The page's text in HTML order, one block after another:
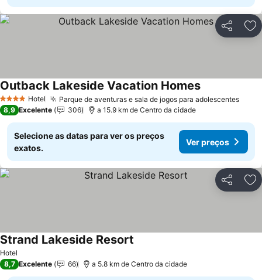
Partilhar
4 EstrelasHotel Parque de aventuras e sala de jogos para adolescentes
Outback Lakeside Vacation Homes
8,9 Excelente 306 a 15.9 km de Centro da cidade
Selecione as datas para ver os preços
exatos.
Ver preços
Partilhar
Hotel
Strand Lakeside Resort
8,7 Excelente 66 a 5.8 km de Centro da cidade